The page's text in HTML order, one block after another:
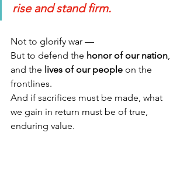
rise and stand firm.
Not to glorify war —
But to defend the honor of our nation
and the lives of our people on the
frontlines.
And if sacrifices must be made, what
we gain in return must be of true,
enduring value.